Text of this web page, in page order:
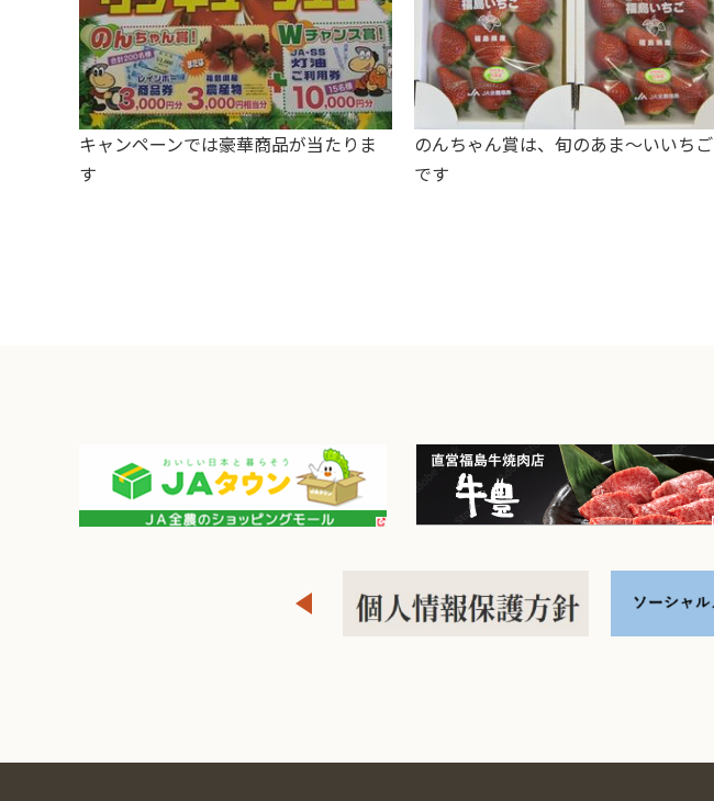
キャンペーンでは豪華商品が当たりま
す
のんちゃん賞は、旬のあま～いいちご
です